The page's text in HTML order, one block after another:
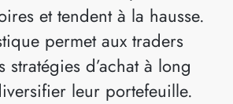
et tendent à la hausse.
permet aux traders
stratégies d’achat à long
leur portefeuille.